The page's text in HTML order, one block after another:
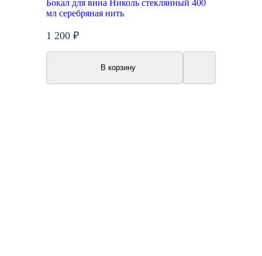
Бокал для вина Николь стеклянный 400
мл серебряная нить
1 200 ₽
В корзину